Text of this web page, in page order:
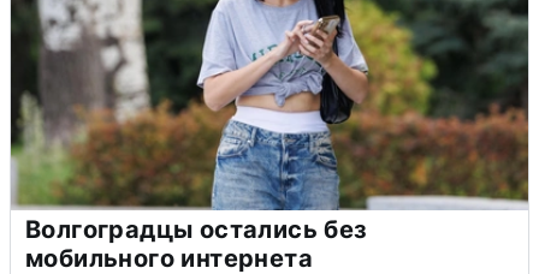
Волгоградцы остались без
мобильного интернета